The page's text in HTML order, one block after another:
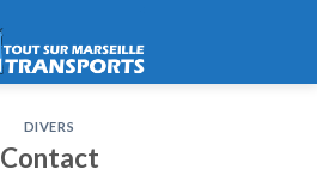
DIVERS
Contact